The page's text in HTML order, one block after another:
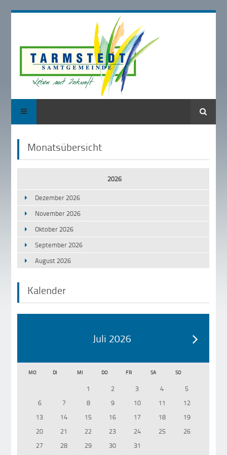
Suche
Monatsübersicht
2026
Dezember 2026
November 2026
Oktober 2026
September 2026
August 2026
Kalender
Juli 2026
MO DI MI DO FR SA SO
1 2 3 4
5
6
7 8 9 10 11
12
13
14 15 16 17 18
19
20
21 22 23 24 25
26
27
28 29 30 31